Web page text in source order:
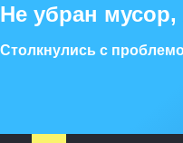
Не убран
Столкнулись с